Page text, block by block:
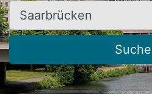
Ort, Stadt